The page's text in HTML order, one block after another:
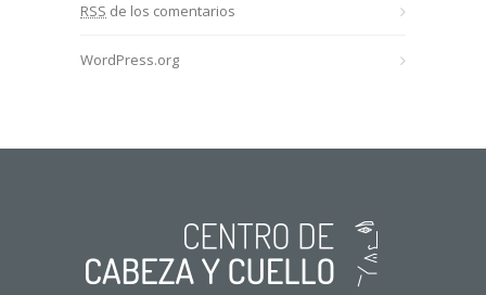
RSS de los comentarios
WordPress.org